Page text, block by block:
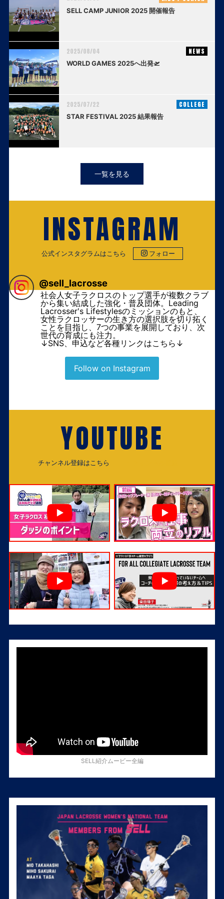
SELL CAMP JUNIOR 2025 開催報告
2025/08/04 NEWS
WORLD GAMES 2025へ出発🛫
2025/07/22 COLLEGE
STAR FESTIVAL 2025 結果報告
一覧を見る
INSTAGRAM
公式インスタグラムはこちら フォロー
@sell_lacrosse
社会人女子ラクロスのトップ選手が複数クラブ
から集い結成した強化・普及団体。Leading
Lacrosser's Lifestylesのミッションのもと、
女性ラクロッサーの生き方の選択肢を切り拓く
ことを目指し、7つの事業を展開しており、次
世代の育成にも注力。
↓SNS、申込など各種リンクはこちら↓
Follow on Instagram
YOUTUBE
チャンネル登録はこちら
SELL紹介ムービー全編